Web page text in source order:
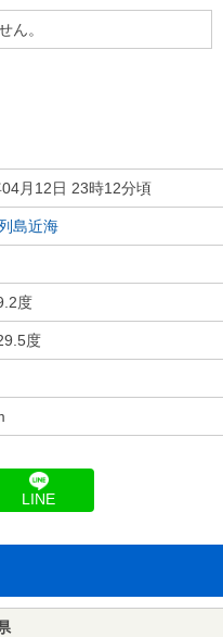
ん。
月12日 23時12分頃
島近海
度
度
LINE